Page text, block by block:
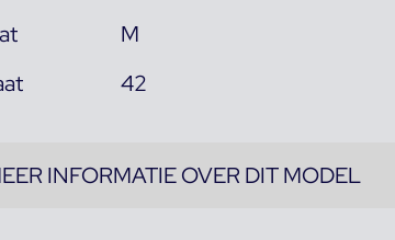
M
42
INFORMATIE OVER DIT MODEL